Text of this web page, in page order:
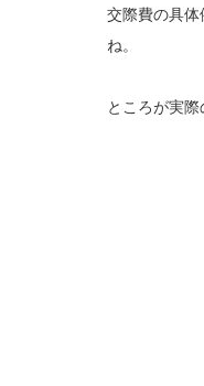
交際費の具
ね。
ところが実